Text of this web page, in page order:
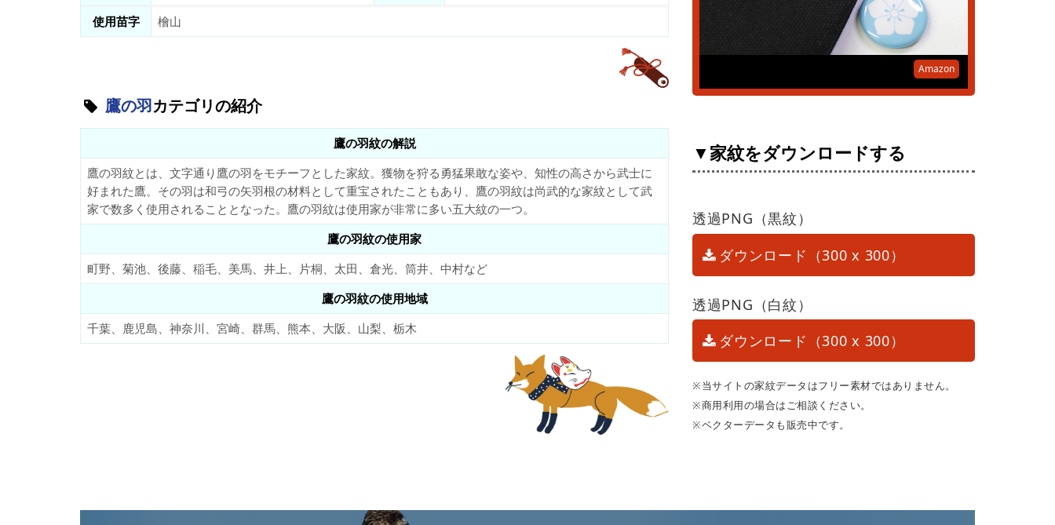
使用苗字
檜山
鷹の羽カテゴリの紹介
鷹の羽紋の解説
鷹の羽紋とは、文字通り鷹の羽をモチーフとした家紋。獲物を狩る勇猛果敢な姿や、知性の高さから武士に
好まれた鷹。その羽は和弓の矢羽根の材料として重宝されたこともあり、鷹の羽紋は尚武的な家紋として武
家で数多く使用されることとなった。鷹の羽紋は使用家が非常に多い五大紋の一つ。
鷹の羽紋の使用家
町野、菊池、後藤、稲毛、美馬、井上、片桐、太田、倉光、筒井、中村など
鷹の羽紋の使用地域
千葉、鹿児島、神奈川、宮崎、群馬、熊本、大阪、山梨、栃木
Amazon
▼家紋をダウンロードする
透過PNG（黒紋）
ダウンロード（300 x 300）
透過PNG（白紋）
ダウンロード（300 x 300）
※当サイトの家紋データはフリー素材ではありません。
※商用利用の場合はご相談ください。
※ベクターデータも販売中です。